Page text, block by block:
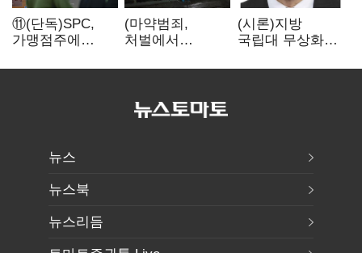
⑪(단독)SPC,
가맹점주에
해지하라"...
(마약범죄,
처벌에서
법무부,
→13곳
확대…'교정청'
(시론)지방
국립대 무상화와
뉴스
뉴스북
뉴스리듬